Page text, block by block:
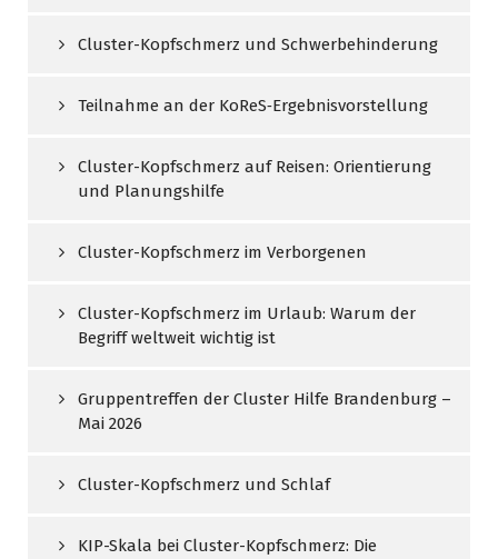
Cluster-Kopfschmerz und Schwerbehinderung
Teilnahme an der KoReS‑Ergebnisvorstellung
Cluster-Kopfschmerz auf Reisen: Orientierung
und Planungshilfe
Cluster-Kopfschmerz im Verborgenen
Cluster-Kopfschmerz im Urlaub: Warum der
Begriff weltweit wichtig ist
Gruppentreffen der Cluster Hilfe Brandenburg –
Mai 2026
Cluster-Kopfschmerz und Schlaf
KIP-Skala bei Cluster-Kopfschmerz: Die